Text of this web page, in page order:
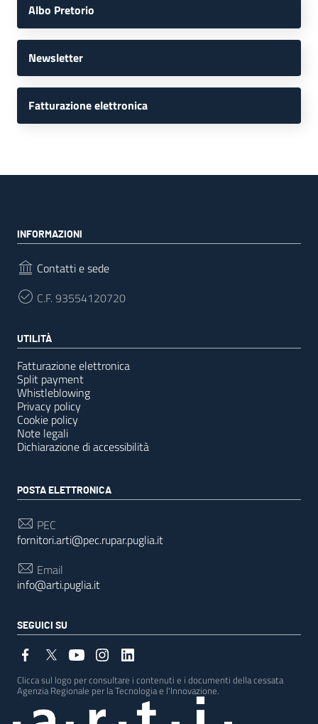
Albo Pretorio
Newsletter
Fatturazione elettronica
INFORMAZIONI
Contatti e sede
C.F.93554120720
UTILITÀ
Fatturazione elettronica
Split payment
Whistleblowing
Privacy policy
Cookie policy
Note legali
Dichiarazione di accessibilità
POSTA ELETTRONICA
PEC
fornitori.arti@pec.rupar.puglia.it
Email
info@arti.puglia.it
SEGUICI SU
Clicca sul logo per consultare i contenuti e i documenti della cessata
Agenzia Regionale per la Tecnologia e l'Innovazione.